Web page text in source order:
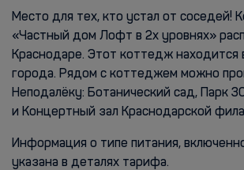
Место для тех, кто устал от соседей!
«Частный дом Лофт в 2х уровнях»
Краснодаре. Этот коттедж находится
города. Рядом с коттеджем можно
Неподалёку: Ботанический сад, Парк
и Концертный зал Краснодарской
Информация о типе питания,
указана в деталях тарифа.